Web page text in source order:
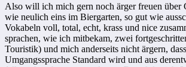
Also will ich mich gern noch ärger freuen über
wie neulich eins im Biergarten, so gut wie
Vokabeln voll, total, echt, krass und nice
sprachen, wie ich mitbekam, zwei
Touristik) und mich anderseits nicht ärgern,
Umgangssprache Standard wird und aus